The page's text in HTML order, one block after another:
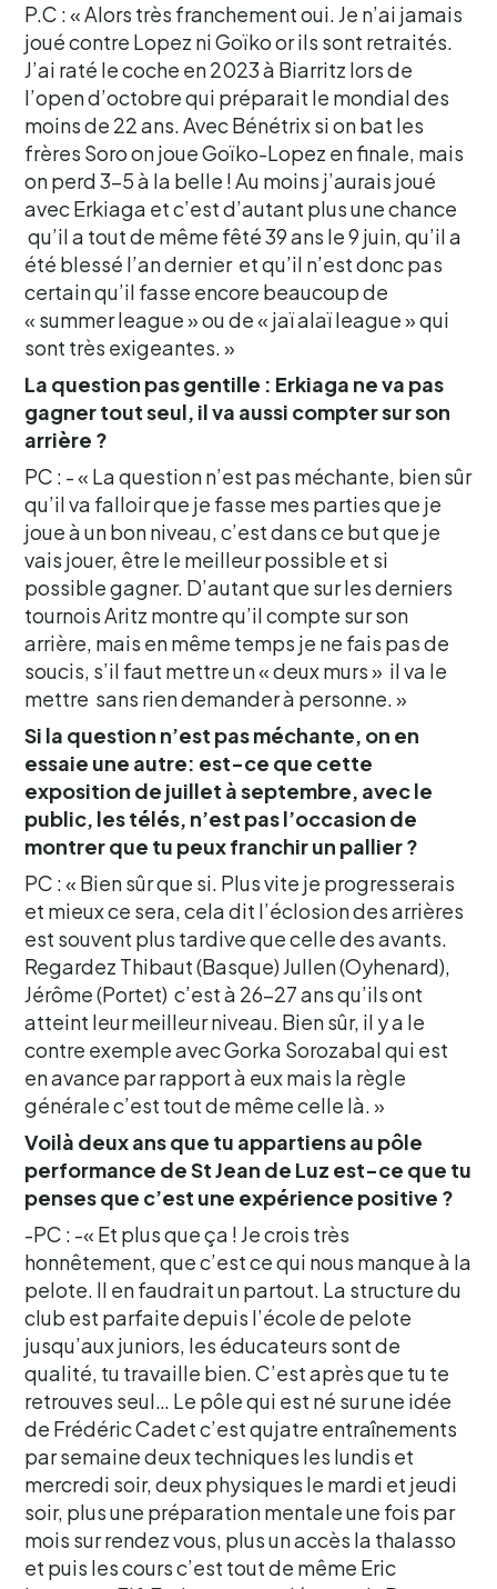
P.C : « Alors très franchement oui. Je n’ai jamais
joué contre Lopez ni Goïko or ils sont retraités.
J’ai raté le coche en 2023 à Biarritz lors de
l’open d’octobre qui préparait le mondial des
moins de 22 ans. Avec Bénétrix si on bat les
frères Soro on joue Goïko-Lopez en finale, mais
on perd 3-5 à la belle ! Au moins j’aurais joué
avec Erkiaga et c’est d’autant plus une chance
qu’il a tout de même fêté 39 ans le 9 juin, qu’il a
été blessé l’an dernier et qu’il n’est donc pas
certain qu’il fasse encore beaucoup de
« summer league » ou de « jaï alaï league » qui
sont très exigeantes. »
La question pas gentille : Erkiaga ne va pas
gagner tout seul, il va aussi compter sur son
arrière ?
PC : - « La question n’est pas méchante, bien sûr
qu’il va falloir que je fasse mes parties que je
joue à un bon niveau, c’est dans ce but que je
vais jouer, être le meilleur possible et si
possible gagner. D’autant que sur les derniers
tournois Aritz montre qu’il compte sur son
arrière, mais en même temps je ne fais pas de
soucis, s’il faut mettre un « deux murs » il va le
mettre sans rien demander à personne. »
Si la question n’est pas méchante, on en
essaie une autre: est-ce que cette
exposition de juillet à septembre, avec le
public, les télés, n’est pas l’occasion de
montrer que tu peux franchir un pallier ?
PC : « Bien sûr que si. Plus vite je progresserais
et mieux ce sera, cela dit l’éclosion des arrières
est souvent plus tardive que celle des avants.
Regardez Thibaut (Basque) Jullen (Oyhenard),
Jérôme (Portet) c’est à 26-27 ans qu’ils ont
atteint leur meilleur niveau. Bien sûr, il y a le
contre exemple avec Gorka Sorozabal qui est
en avance par rapport à eux mais la règle
générale c’est tout de même celle là. »
Voilà deux ans que tu appartiens au pôle
performance de St Jean de Luz est-ce que tu
penses que c’est une expérience positive ?
-PC : -« Et plus que ça ! Je crois très
honnêtement, que c’est ce qui nous manque à la
pelote. Il en faudrait un partout. La structure du
club est parfaite depuis l’école de pelote
jusqu’aux juniors, les éducateurs sont de
qualité, tu travaille bien. C’est après que tu te
retrouves seul… Le pôle qui est né sur une idée
de Frédéric Cadet c’est qujatre entraînements
par semaine deux techniques les lundis et
mercredi soir, deux physiques le mardi et jeudi
soir, plus une préparation mentale une fois par
mois sur rendez vous, plus un accès la thalasso
et puis les cours c’est tout de même Eric